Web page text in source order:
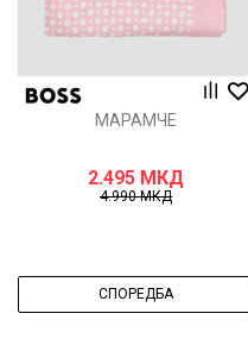
МАРАМЧЕ
2.495 МКД
4.990МКД
СПОРЕДБА